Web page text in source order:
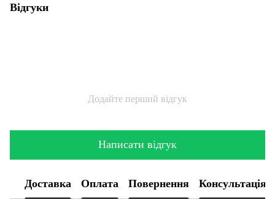
Відгуки
Додайте перший відгук
Написати відгук
Доставка Оплата Повернення Консультація